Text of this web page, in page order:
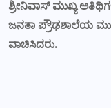
ಶ್ರೀನಿವಾಸ್ ಮುಖ್ಯ
ಜನತಾ ಪ್ರೌಢಶಾಲೆಯ
ವಾಚಿಸಿದರು.